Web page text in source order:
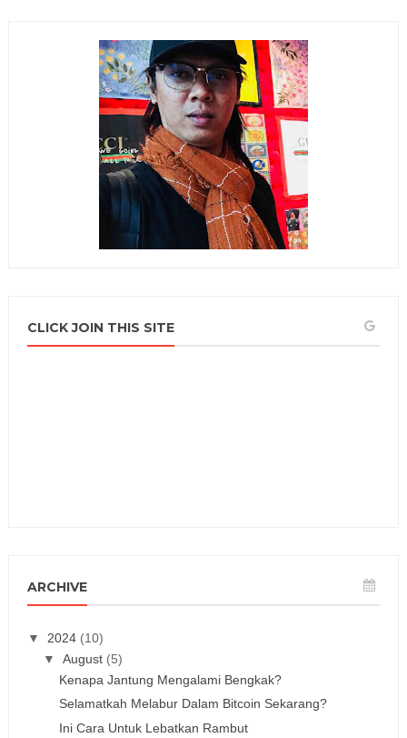
CLICK JOIN THIS SITE
ARCHIVE
▼ 2024 (10)
▼ August (5)
Kenapa Jantung Mengalami Bengkak?
Selamatkah Melabur Dalam Bitcoin Sekarang?
Ini Cara Untuk Lebatkan Rambut